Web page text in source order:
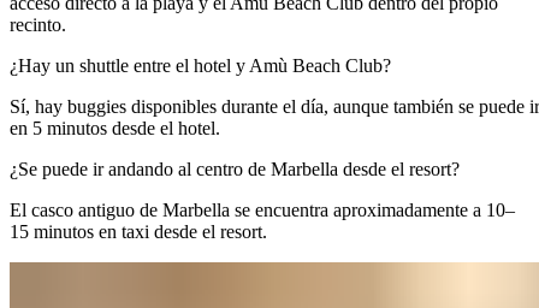
recinto.​​​​‌ ‍ ​‍​‍‌‍ ‌ ​‍‌‍‍‌‌‍‌ ‌‍‍‌‌‍ ‍​‍​‍​ ‍‍​‍​‍‌ ​ ‌‍​‌‌‍ ‍‌‍‍‌‌ ‌​‌ ‍‌​‍ ‍‌‍‍‌‌‍ ​‍​‍​‍ ​​‍​‍‌‍‍​‌ ​‍‌‍‌‌‌‍‌‍​‍​‍​ ‍‍​‍​‍‌‍‍​‌ ‌​‌ ‌​‌ ​​‌ ​ ​ ‍‍​‍ ​‍ ‌‍ ​​‍ ‌‌‍​‌‌‍ ‍‌‍‌​​‍ ‌‌ ​‍​‍ ‌‌‍‍​‌‍ ‌ ‌​‌‍‌‌‌‍ ​‌ ​ ​‍ ‌‌ ​ ‌ ‌​‌ ‌‌‌‍‌​‌‍‍‌‌‍ ​‍ ‍‌ ‌‍‌‍‌‌‌ ​‍‌‍​ ‌‍‌‌‌‍ ​​‍ ‍‌‍​‌‌ ​​‌ ​​​‍ ‌‍‍‌‌‍ ‍‌ ‌​‌‍‌‌‌‍ ‍‌ ‌​​‍ ‌‍‌‌‌‍‌​‌‍‍‌‌ ‌​​‍ ‌‍ ‌‌‍ ‌‍‌​‌‍‌‌​ ‌‌ ​​‌ ​‍‌‍‌‌‌ ​ ‌‍‌‌‌‍ ‍‌ ‌​‌‍​‌‌ ‌​‌‍‍‌‌‍ ‌‍ ‍​ ‍ ‌‍‍‌‌‍‌​​ ‌​ ‍​​ ​ ‌‍​‌​ ​‍​ ‌​‌‍​ ‌‍‌‍‌‍‌‌​‍ ‌​ ‌ ‌‍‌​​ ​‍​ ‌​​‍ ‌​ ‌​​ ​​‌‍​‌​ ​​​‍ ‌‌‍​‍‌‍‌​‌‍​ ‌‍‌‍​‍ ‌‌‍‌‌​ ​​‌‍​‍‌‍‌​‌‍‌‌‌‍‌‍​ ​‌‌‍​ ​ ​‍​ ‌‌​ ​‌​ ‍‌​ ‍ ‌ ‌​‌ ‍‌‌ ​​‌‍‌‌​ ‌‌‍‍​‌‍ ‌ ‌​‌‍‌‌‌‍ ​‌​‌‍‌‍​‌‌ ​‌​ ‍ ‌ ​​‌‍​‌‌ ‌​‌‍‍​​ ‌‌‍​‌‌‍ ‍‌ ​ ‌ ‌ ‌‍‌‌‌ ​‍​‍‌‌​ ‌‌‌​​‍‌‌ ‌‍‍ ‌‍‌‌‌ ‍‌​‍‌‌​ ​ ‌​‌​​‍‌‌​ ​ ‌​‌​​‍‌‌​ ​‍​ ​‍​ ‌‌​ ‍‌​ ​​​ ‌​‌‍‌‍‌‍‌‍​ ​​‌‍​‍​ ‍​‌‍​ ‌‍‌‍​ ​‍​‍‌‌​ ​‍​ ​‍​‍‌‌​ ‌‌‌​‌​​‍ ‍‌‍​ ‌‍‍​‌‍‍‌‌‍ ​‌‍‌​‌ ​‍‌‍‌‌‌‍ ‍​‍‌‌​ ‌‌‌​​‍‌‌ ‌‍‍ ‌‍‌‌‌ ‍‌​‍‌‌​ ​ ‌​‌​​‍‌‌​ ​ ‌​‌​​‍‌‌​ ​‍​ ​‍‌‍‌‌​ ​‍​ ​​​ ‌ ‌‍‌‌​ ​ ‌‍​ ‌‍​‌‌‍​ ​ ‌​​ ​​​ ‌ ​‍‌‌​ ​‍​ ​‍​‍‌‌​ ‌‌‌​‌​​‍ ‍‌ ‌​‌‍‌‌‌ ‍​‌ ‌​​ ‌‍​‍‌‍​‌‌ ​ ‌‍‌‌‌‌‌‌‌ ​‍‌‍ ​​ ‌‌‍‍​‌ ‌​‌ ‌​‌ ​​‌ ​ ​‍‌‌​ ​ ‌​​‌​‍‌‌​ ​‍‌​‌‍​‍‌‌​ ​‍‌​‌‍‌‍ ​​‍ ‌‌‍​‌‌‍ ‍‌‍‌​​‍ ‌‌ ​‍​‍ ‌‌‍‍​‌‍ ‌ ‌​‌‍‌‌‌‍ ​‌ ​ ​‍ ‌‌ ​ ‌ ‌​‌ ‌‌‌‍‌​‌‍‍‌‌‍ ​‍ ‍‌ ‌‍‌‍‌‌‌ ​‍‌‍​ ‌‍‌‌‌‍ ​​‍ ‍‌‍​‌‌ ​​‌ ​​​‍‌‍‌‍‍‌‌‍‌​​ ‌​ ‍​​ ​ ‌‍​‌​ ​‍​ ‌​‌‍​ ‌‍‌‍‌‍‌‌​‍ ‌​ ‌ ‌‍‌​​ ​‍​ ‌​​‍ ‌​ ‌​​ ​​‌‍​‌​ ​​​‍ ‌‌‍​‍‌‍‌​‌‍​ ‌‍‌‍​‍ ‌‌‍‌‌​ ​​‌‍​‍‌‍‌​‌‍‌‌‌‍‌‍​ ​‌‌‍​ ​ ​‍​ ‌‌​ ​‌​ ‍‌​‍‌‍‌ ‌​‌ ‍‌‌ ​​‌‍‌‌​ ‌‌‍‍​‌‍ ‌ ‌​‌‍‌‌‌‍ ​‌​‌‍‌‍​‌‌ ​‌​‍‌‍‌ ​​‌‍​‌‌ ‌​‌‍‍​​ ‌‌‍​‌‌‍ ‍‌ ​ ‌ ‌ ‌‍‌‌‌ ​‍​‍‌‌​ ‌‌‌​​‍‌‌ ‌‍‍ ‌‍‌‌‌ ‍‌​‍‌‌​ ​ ‌​‌​​‍‌‌​ ​ ‌​‌​​‍‌‌​ ​‍​ ​‍​ ‌‌​ ‍‌​ ​​​ ‌​‌‍‌‍‌‍‌‍​ ​​‌‍​‍​ ‍​‌‍​ ‌‍‌‍​ ​‍​‍‌‌​ ​‍​ ​‍​‍‌‌​ ‌‌‌​‌​​‍ ‍‌‍​ ‌‍‍​‌‍‍‌‌‍ ​‌‍‌​‌ ​‍‌‍‌‌‌‍ ‍​‍‌‌​ ‌‌‌​​‍‌‌ ‌‍‍ ‌‍‌‌‌ ‍‌​‍‌‌​ ​ ‌​‌​​‍‌‌​ ​ ‌​‌​​‍‌‌​ ​‍​ ​‍‌‍‌‌​ ​‍​ ​​​ ‌ ‌‍‌‌​ ​ ‌‍​ ‌‍​‌‌‍​ ​ ‌​​ ​​​ ‌ ​‍‌‌​ ​‍​ ​‍​‍‌‌​ ‌‌‌​‌​​‍ ‍‌ ‌​‌‍‌‌‌ ‍​‌ ‌​​‍‌‍‌ ​​‌‍‌‌‌ ​‍‌ ​ ‌ ​​‌‍‌‌‌‍​ ‌ ‌​‌‍‍‌‌ ‌‍‌‍‌‌​ ‌‌ ​​‌ ‌‌‌‍​‍‌‍ ​‌‍‍‌‌ ​ ‌‍‍​‌‍‌‌‌‍‌​​‍​‍‌ ‌
¿Hay un shuttle entre el hotel y Amù Beach Club?​​​​‌ ‍ ​‍​‍‌‍ ‌ ​‍‌‍‍‌‌‍‌ ‌‍‍‌‌‍ ‍​‍​‍​ ‍‍​‍​‍‌ ​ ‌‍​‌‌‍ ‍‌‍‍‌‌ ‌​‌ ‍‌​‍ ‍‌‍‍‌‌‍ ​‍​‍​‍ ​​‍​‍‌‍‍​‌ ​‍‌‍‌‌‌‍‌‍​‍​‍​ ‍‍​‍​‍‌‍‍​‌ ‌​‌ ‌​‌ ​​‌ ​ ​ ‍‍​‍ ​‍ ‌‍ ​​‍ ‌‌‍​‌‌‍ ‍‌‍‌​​‍ ‌‌ ​‍​‍ ‌‌‍‍​‌‍ ‌ ‌​‌‍‌‌‌‍ ​‌ ​ ​‍ ‌‌ ​ ‌ ‌​‌ ‌‌‌‍‌​‌‍‍‌‌‍ ​‍ ‍‌ ‌‍‌‍‌‌‌ ​‍‌‍​ ‌‍‌‌‌‍ ​​‍ ‍‌‍​‌‌ ​​‌ ​​​‍ ‌‍‍‌‌‍ ‍‌ ‌​‌‍‌‌‌‍ ‍‌ ‌​​‍ ‌‍‌‌‌‍‌​‌‍‍‌‌ ‌​​‍ ‌‍ ‌‌‍ ‌‍‌​‌‍‌‌​ ‌‌ ​​‌ ​‍‌‍‌‌‌ ​ ‌‍‌‌‌‍ ‍‌ ‌​‌‍​‌‌ ‌​‌‍‍‌‌‍ ‌‍ ‍​ ‍ ‌‍‍‌‌‍‌​​ ‌‌‍‌‌​ ​ ​ ​‌‌‍‌​‌‍‌‍​ ​ ‌‍​‍​ ‌‌​‍ ‌‌‍‌‌‌‍​‌​ ​​​ ​‍​‍ ‌​ ‌​‌‍​‌​ ‌‍‌‍​‌​‍ ‌‌‍​‌​ ‍‌‌‍​‍​ ‌ ​‍ ‌‌‍‌​​ ​‍​ ‌ ‌‍​‌‌‍​ ​ ​ ​ ‌​​ ​‍​ ‍​​ ​​​ ​ ‌‍‌‌​ ‍ ‌ ‌​‌ ‍‌‌ ​​‌‍‌‌​ ‌‌‍‍​‌‍ ‌ ‌​‌‍‌‌‌‍ ​‌​‌‍‌‍​‌‌ ​‌​ ‍ ‌ ​​‌‍​‌‌ ‌​‌‍‍​​ ‌‌ ​‌‌ ‌‌‌‍‌‌‌ ​ ‌ ‌​‌‍‍‌‌‍ ‌‍ ‍​ ‌‍​‍‌‍​‌‌ ​ ‌‍‌‌‌‌‌‌‌ ​‍‌‍ ​​ ‌‌‍‍​‌ ‌​‌ ‌​‌ ​​‌ ​ ​‍‌‌​ ​ ‌​​‌​‍‌‌​ ​‍‌​‌‍​‍‌‌​ ​‍‌​‌‍‌‍ ​​‍ ‌‌‍​‌‌‍ ‍‌‍‌​​‍ ‌‌ ​‍​‍ ‌‌‍‍​‌‍ ‌ ‌​‌‍‌‌‌‍ ​‌ ​ ​‍ ‌‌ ​ ‌ ‌​‌ ‌‌‌‍‌​‌‍‍‌‌‍ ​‍ ‍‌ ‌‍‌‍‌‌‌ ​‍‌‍​ ‌‍‌‌‌‍ ​​‍ ‍‌‍​‌‌ ​​‌ ​​​‍‌‍‌‍‍‌‌‍‌​​ ‌‌‍‌‌​ ​ ​ ​‌‌‍‌​‌‍‌‍​ ​ ‌‍​‍​ ‌‌​‍ ‌‌‍‌‌‌‍​‌​ ​​​ ​‍​‍ ‌​ ‌​‌‍​‌​ ‌‍‌‍​‌​‍ ‌‌‍​‌​ ‍‌‌‍​‍​ ‌ ​‍ ‌‌‍‌​​ ​‍​ ‌ ‌‍​‌‌‍​ ​ ​ ​ ‌​​ ​‍​ ‍​​ ​​​ ​ ‌‍‌‌​‍‌‍‌ ‌​‌ ‍‌‌ ​​‌‍‌‌​ ‌‌‍‍​‌‍ ‌ ‌​‌‍‌‌‌‍ ​‌​‌‍‌‍​‌‌ ​‌​‍‌‍‌ ​​‌‍​‌‌ ‌​‌‍‍​​ ‌‌ ​‌‌ ‌‌‌‍‌‌‌ ​ ‌ ‌​‌‍‍‌‌‍ ‌‍ ‍​‍‌‍‌ ​​‌‍‌‌‌ ​‍‌ ​ ‌ ​​‌‍‌‌‌‍​ ‌ ‌​‌‍‍‌‌ ‌‍‌‍‌‌​ ‌‌ ​​‌ ‌‌‌‍​‍‌‍ ​‌‍‍‌‌ ​ ‌‍‍​‌‍‌‌‌‍‌​​‍​‍‌ ‌
Sí, hay buggies disponibles durante el día, aunque también se puede
en 5 minutos desde el hotel.​​​​‌ ‍ ​‍​‍‌‍ ‌ ​‍‌‍‍‌‌‍‌ ‌‍‍‌‌‍ ‍​‍​‍​ ‍‍​‍​‍‌ ​ ‌‍​‌‌‍ ‍‌‍‍‌‌ ‌​‌ ‍‌​‍ ‍‌‍‍‌‌‍ ​‍​‍​‍ ​​‍​‍‌‍‍​‌ ​‍‌‍‌‌‌‍‌‍​‍​‍​ ‍‍​‍​‍‌‍‍​‌ ‌​‌ ‌​‌ ​​‌ ​ ​ ‍‍​‍ ​‍ ‌‍ ​​‍ ‌‌‍​‌‌‍ ‍‌‍‌​​‍ ‌‌ ​‍​‍ ‌‌‍‍​‌‍ ‌ ‌​‌‍‌‌‌‍ ​‌ ​ ​‍ ‌‌ ​ ‌ ‌​‌ ‌‌‌‍‌​‌‍‍‌‌‍ ​‍ ‍‌ ‌‍‌‍‌‌‌ ​‍‌‍​ ‌‍‌‌‌‍ ​​‍ ‍‌‍​‌‌ ​​‌ ​​​‍ ‌‍‍‌‌‍ ‍‌ ‌​‌‍‌‌‌‍ ‍‌ ‌​​‍ ‌‍‌‌‌‍‌​‌‍‍‌‌ ‌​​‍ ‌‍ ‌‌‍ ‌‍‌​‌‍‌‌​ ‌‌ ​​‌ ​‍‌‍‌‌‌ ​ ‌‍‌‌‌‍ ‍‌ ‌​‌‍​‌‌ ‌​‌‍‍‌‌‍ ‌‍ ‍​ ‍ ‌‍‍‌‌‍‌​​ ‌‌‍‌‌​ ​ ​ ​‌‌‍‌​‌‍‌‍​ ​ ‌‍​‍​ ‌‌​‍ ‌‌‍‌‌‌‍​‌​ ​​​ ​‍​‍ ‌​ ‌​‌‍​‌​ ‌‍‌‍​‌​‍ ‌‌‍​‌​ ‍‌‌‍​‍​ ‌ ​‍ ‌‌‍‌​​ ​‍​ ‌ ‌‍​‌‌‍​ ​ ​ ​ ‌​​ ​‍​ ‍​​ ​​​ ​ ‌‍‌‌​ ‍ ‌ ‌​‌ ‍‌‌ ​​‌‍‌‌​ ‌‌‍‍​‌‍ ‌ ‌​‌‍‌‌‌‍ ​‌​‌‍‌‍​‌‌ ​‌​ ‍ ‌ ​​‌‍​‌‌ ‌​‌‍‍​​ ‌‌‍​‌‌‍ ‍‌ ​ ‌ ‌ ‌‍‌‌‌ ​‍​‍‌‌​ ‌‌‌​​‍‌‌ ‌‍‍ ‌‍‌‌‌ ‍‌​‍‌‌​ ​ ‌​‌​​‍‌‌​ ​ ‌​‌​​‍‌‌​ ​‍​ ​‍​ ‌ ​ ​‌‌‍​ ​ ‌‌​ ‌‍‌‍‌‍‌‍‌​​ ‌​​ ​ ​ ​ ​ ​​​ ‌ ​‍‌‌​ ​‍​ ​‍​‍‌‌​ ‌‌‌​‌​​‍ ‍‌‍​ ‌‍‍​‌‍‍‌‌‍ ​‌‍‌​‌ ​‍‌‍‌‌‌‍ ‍​‍‌‌​ ‌‌‌​​‍‌‌ ‌‍‍ ‌‍‌‌‌ ‍‌​‍‌‌​ ​ ‌​‌​​‍‌‌​ ​ ‌​‌​​‍‌‌​ ​‍​ ​‍​ ‍​​ ​ ​ ‍​​ ‍​​ ​ ​ ‌ ‌‍​ ​ ‌​​ ​‍‌‍‌​​ ‌ ‌‍​ ​‍‌‌​ ​‍​ ​‍​‍‌‌​ ‌‌‌​‌​​‍ ‍‌ ‌​‌‍‌‌‌ ‍​‌ ‌​​ ‌‍​‍‌‍​‌‌ ​ ‌‍‌‌‌‌‌‌‌ ​‍‌‍ ​​ ‌‌‍‍​‌ ‌​‌ ‌​‌ ​​‌ ​ ​‍‌‌​ ​ ‌​​‌​‍‌‌​ ​‍‌​‌‍​‍‌‌​ ​‍‌​‌‍‌‍ ​​‍ ‌‌‍​‌‌‍ ‍‌‍‌​​‍ ‌‌ ​‍​‍ ‌‌‍‍​‌‍ ‌ ‌​‌‍‌‌‌‍ ​‌ ​ ​‍ ‌‌ ​ ‌ ‌​‌ ‌‌‌‍‌​‌‍‍‌‌‍ ​‍ ‍‌ ‌‍‌‍‌‌‌ ​‍‌‍​ ‌‍‌‌‌‍ ​​‍ ‍‌‍​‌‌ ​​‌ ​​​‍‌‍‌‍‍‌‌‍‌​​ ‌‌‍‌‌​ ​ ​ ​‌‌‍‌​‌‍‌‍​ ​ ‌‍​‍​ ‌‌​‍ ‌‌‍‌‌‌‍​‌​ ​​​ ​‍​‍ ‌​ ‌​‌‍​‌​ ‌‍‌‍​‌​‍ ‌‌‍​‌​ ‍‌‌‍​‍​ ‌ ​‍ ‌‌‍‌​​ ​‍​ ‌ ‌‍​‌‌‍​ ​ ​ ​ ‌​​ ​‍​ ‍​​ ​​​ ​ ‌‍‌‌​‍‌‍‌ ‌​‌ ‍‌‌ ​​‌‍‌‌​ ‌‌‍‍​‌‍ ‌ ‌​‌‍‌‌‌‍ ​‌​‌‍‌‍​‌‌ ​‌​‍‌‍‌ ​​‌‍​‌‌ ‌​‌‍‍​​ ‌‌‍​‌‌‍ ‍‌ ​ ‌ ‌ ‌‍‌‌‌ ​‍​‍‌‌​ ‌‌‌​​‍‌‌ ‌‍‍ ‌‍‌‌‌ ‍‌​‍‌‌​ ​ ‌​‌​​‍‌‌​ ​ ‌​‌​​‍‌‌​ ​‍​ ​‍​ ‌ ​ ​‌‌‍​ ​ ‌‌​ ‌‍‌‍‌‍‌‍‌​​ ‌​​ ​ ​ ​ ​ ​​​ ‌ ​‍‌‌​ ​‍​ ​‍​‍‌‌​ ‌‌‌​‌​​‍ ‍‌‍​ ‌‍‍​‌‍‍‌‌‍ ​‌‍‌​‌ ​‍‌‍‌‌‌‍ ‍​‍‌‌​ ‌‌‌​​‍‌‌ ‌‍‍ ‌‍‌‌‌ ‍‌​‍‌‌​ ​ ‌​‌​​‍‌‌​ ​ ‌​‌​​‍‌‌​ ​‍​ ​‍​ ‍​​ ​ ​ ‍​​ ‍​​ ​ ​ ‌ ‌‍​ ​ ‌​​ ​‍‌‍‌​​ ‌ ‌‍​ ​‍‌‌​ ​‍​ ​‍​‍‌‌​ ‌‌‌​‌​​‍ ‍‌ ‌​‌‍‌‌‌ ‍​‌ ‌​​‍‌‍‌ ​​‌‍‌‌‌ ​‍‌ ​ ‌ ​​‌‍‌‌‌‍​ ‌ ‌​‌‍‍‌‌ ‌‍‌‍‌‌​ ‌‌ ​​‌ ‌‌‌‍​‍‌‍ ​‌‍‍‌‌ ​ ‌‍‍​‌‍‌‌‌‍‌​​‍​‍‌ ‌
¿Se puede ir andando al centro de Marbella desde el resort?​​​​‌ ‍ ​‍​‍‌‍ ‌ ​‍‌‍‍‌‌‍‌ ‌‍‍‌‌‍ ‍​‍​‍​ ‍‍​‍​‍‌ ​ ‌‍​‌‌‍ ‍‌‍‍‌‌ ‌​‌ ‍‌​‍ ‍‌‍‍‌‌‍ ​‍​‍​‍ ​​‍​‍‌‍‍​‌ ​‍‌‍‌‌‌‍‌‍​‍​‍​ ‍‍​‍​‍‌‍‍​‌ ‌​‌ ‌​‌ ​​‌ ​ ​ ‍‍​‍ ​‍ ‌‍ ​​‍ ‌‌‍​‌‌‍ ‍‌‍‌​​‍ ‌‌ ​‍​‍ ‌‌‍‍​‌‍ ‌ ‌​‌‍‌‌‌‍ ​‌ ​ ​‍ ‌‌ ​ ‌ ‌​‌ ‌‌‌‍‌​‌‍‍‌‌‍ ​‍ ‍‌ ‌‍‌‍‌‌‌ ​‍‌‍​ ‌‍‌‌‌‍ ​​‍ ‍‌‍​‌‌ ​​‌ ​​​‍ ‌‍‍‌‌‍ ‍‌ ‌​‌‍‌‌‌‍ ‍‌ ‌​​‍ ‌‍‌‌‌‍‌​‌‍‍‌‌ ‌​​‍ ‌‍ ‌‌‍ ‌‍‌​‌‍‌‌​ ‌‌ ​​‌ ​‍‌‍‌‌‌ ​ ‌‍‌‌‌‍ ‍‌ ‌​‌‍​‌‌ ‌​‌‍‍‌‌‍ ‌‍ ‍​ ‍ ‌‍‍‌‌‍‌​​ ‌​ ‌​‌‍‌‍‌‍​‌​ ​​‌‍​‍‌‍‌‌​ ‌ ​ ‌​​‍ ‌​ ​‍​ ‌‌‌‍​‌​ ‍​​‍ ‌​ ‌​​ ​​‌‍​ ‌‍‌​​‍ ‌‌‍​‌‌‍​ ​ ‍​​ ‌​​‍ ‌​ ‌ ​ ‌‍​ ‍‌​ ‌‍​ ‍​​ ‍‌‌‍‌​​ ‍‌‌‍​‍​ ​​​ ‍​‌‍‌‍​ ‍ ‌ ‌​‌ ‍‌‌ ​​‌‍‌‌​ ‌‌‍‍​‌‍ ‌ ‌​‌‍‌‌‌‍ ​‌​‌‍‌‍​‌‌ ​‌​ ‍ ‌ ​​‌‍​‌‌ ‌​‌‍‍​​ ‌‌ ​‌‌ ‌‌‌‍‌‌‌ ​ ‌ ‌​‌‍‍‌‌‍ ‌‍ ‍​ ‌‍​‍‌‍​‌‌ ​ ‌‍‌‌‌‌‌‌‌ ​‍‌‍ ​​ ‌‌‍‍​‌ ‌​‌ ‌​‌ ​​‌ ​ ​‍‌‌​ ​ ‌​​‌​‍‌‌​ ​‍‌​‌‍​‍‌‌​ ​‍‌​‌‍‌‍ ​​‍ ‌‌‍​‌‌‍ ‍‌‍‌​​‍ ‌‌ ​‍​‍ ‌‌‍‍​‌‍ ‌ ‌​‌‍‌‌‌‍ ​‌ ​ ​‍ ‌‌ ​ ‌ ‌​‌ ‌‌‌‍‌​‌‍‍‌‌‍ ​‍ ‍‌ ‌‍‌‍‌‌‌ ​‍‌‍​ ‌‍‌‌‌‍ ​​‍ ‍‌‍​‌‌ ​​‌ ​​​‍‌‍‌‍‍‌‌‍‌​​ ‌​ ‌​‌‍‌‍‌‍​‌​ ​​‌‍​‍‌‍‌‌​ ‌ ​ ‌​​‍ ‌​ ​‍​ ‌‌‌‍​‌​ ‍​​‍ ‌​ ‌​​ ​​‌‍​ ‌‍‌​​‍ ‌‌‍​‌‌‍​ ​ ‍​​ ‌​​‍ ‌​ ‌ ​ ‌‍​ ‍‌​ ‌‍​ ‍​​ ‍‌‌‍‌​​ ‍‌‌‍​‍​ ​​​ ‍​‌‍‌‍​‍‌‍‌ ‌​‌ ‍‌‌ ​​‌‍‌‌​ ‌‌‍‍​‌‍ ‌ ‌​‌‍‌‌‌‍ ​‌​‌‍‌‍​‌‌ ​‌​‍‌‍‌ ​​‌‍​‌‌ ‌​‌‍‍​​ ‌‌ ​‌‌ ‌‌‌‍‌‌‌ ​ ‌ ‌​‌‍‍‌‌‍ ‌‍ ‍​‍‌‍‌ ​​‌‍‌‌‌ ​‍‌ ​ ‌ ​​‌‍‌‌‌‍​ ‌ ‌​‌‍‍‌‌ ‌‍‌‍‌‌​ ‌‌ ​​‌ ‌‌‌‍​‍‌‍ ​‌‍‍‌‌ ​ ‌‍‍​‌‍‌‌‌‍‌​​‍​‍‌ ‌
El casco antiguo de Marbella se encuentra aproximadamente a 10–
15 minutos en taxi desde el resort.​​​​‌ ‍ ​‍​‍‌‍ ‌ ​‍‌‍‍‌‌‍‌ ‌‍‍‌‌‍ ‍​‍​‍​ ‍‍​‍​‍‌ ​ ‌‍​‌‌‍ ‍‌‍‍‌‌ ‌​‌ ‍‌​‍ ‍‌‍‍‌‌‍ ​‍​‍​‍ ​​‍​‍‌‍‍​‌ ​‍‌‍‌‌‌‍‌‍​‍​‍​ ‍‍​‍​‍‌‍‍​‌ ‌​‌ ‌​‌ ​​‌ ​ ​ ‍‍​‍ ​‍ ‌‍ ​​‍ ‌‌‍​‌‌‍ ‍‌‍‌​​‍ ‌‌ ​‍​‍ ‌‌‍‍​‌‍ ‌ ‌​‌‍‌‌‌‍ ​‌ ​ ​‍ ‌‌ ​ ‌ ‌​‌ ‌‌‌‍‌​‌‍‍‌‌‍ ​‍ ‍‌ ‌‍‌‍‌‌‌ ​‍‌‍​ ‌‍‌‌‌‍ ​​‍ ‍‌‍​‌‌ ​​‌ ​​​‍ ‌‍‍‌‌‍ ‍‌ ‌​‌‍‌‌‌‍ ‍‌ ‌​​‍ ‌‍‌‌‌‍‌​‌‍‍‌‌ ‌​​‍ ‌‍ ‌‌‍ ‌‍‌​‌‍‌‌​ ‌‌ ​​‌ ​‍‌‍‌‌‌ ​ ‌‍‌‌‌‍ ‍‌ ‌​‌‍​‌‌ ‌​‌‍‍‌‌‍ ‌‍ ‍​ ‍ ‌‍‍‌‌‍‌​​ ‌​ ‌​‌‍‌‍‌‍​‌​ ​​‌‍​‍‌‍‌‌​ ‌ ​ ‌​​‍ ‌​ ​‍​ ‌‌‌‍​‌​ ‍​​‍ ‌​ ‌​​ ​​‌‍​ ‌‍‌​​‍ ‌‌‍​‌‌‍​ ​ ‍​​ ‌​​‍ ‌​ ‌ ​ ‌‍​ ‍‌​ ‌‍​ ‍​​ ‍‌‌‍‌​​ ‍‌‌‍​‍​ ​​​ ‍​‌‍‌‍​ ‍ ‌ ‌​‌ ‍‌‌ ​​‌‍‌‌​ ‌‌‍‍​‌‍ ‌ ‌​‌‍‌‌‌‍ ​‌​‌‍‌‍​‌‌ ​‌​ ‍ ‌ ​​‌‍​‌‌ ‌​‌‍‍​​ ‌‌‍​‌‌‍ ‍‌ ​ ‌ ‌ ‌‍‌‌‌ ​‍​‍‌‌​ ‌‌‌​​‍‌‌ ‌‍‍ ‌‍‌‌‌ ‍‌​‍‌‌​ ​ ‌​‌​​‍‌‌​ ​ ‌​‌​​‍‌‌​ ​‍​ ​‍‌‍​‌‌‍​‌​ ‌‍​ ​ ​ ‍​​ ‌​​ ‌‌‌‍​‌​ ‍​‌‍‌‌​ ‌​​ ​ ​‍‌‌​ ​‍​ ​‍​‍‌‌​ ‌‌‌​‌​​‍ ‍‌‍​ ‌‍‍​‌‍‍‌‌‍ ​‌‍‌​‌ ​‍‌‍‌‌‌‍ ‍​‍‌‌​ ‌‌‌​​‍‌‌ ‌‍‍ ‌‍‌‌‌ ‍‌​‍‌‌​ ​ ‌​‌​​‍‌‌​ ​ ‌​‌​​‍‌‌​ ​‍​ ​‍​ ‌ ​ ​ ‌‍‌‌​ ‍​​ ‌ ​ ‍‌​ ‌​​ ​‍​ ‌​​ ​‌​ ‍‌​ ‌​​‍‌‌​ ​‍​ ​‍​‍‌‌​ ‌‌‌​‌​​‍ ‍‌ ‌​‌‍‌‌‌ ‍​‌ ‌​​ ‌‍​‍‌‍​‌‌ ​ ‌‍‌‌‌‌‌‌‌ ​‍‌‍ ​​ ‌‌‍‍​‌ ‌​‌ ‌​‌ ​​‌ ​ ​‍‌‌​ ​ ‌​​‌​‍‌‌​ ​‍‌​‌‍​‍‌‌​ ​‍‌​‌‍‌‍ ​​‍ ‌‌‍​‌‌‍ ‍‌‍‌​​‍ ‌‌ ​‍​‍ ‌‌‍‍​‌‍ ‌ ‌​‌‍‌‌‌‍ ​‌ ​ ​‍ ‌‌ ​ ‌ ‌​‌ ‌‌‌‍‌​‌‍‍‌‌‍ ​‍ ‍‌ ‌‍‌‍‌‌‌ ​‍‌‍​ ‌‍‌‌‌‍ ​​‍ ‍‌‍​‌‌ ​​‌ ​​​‍‌‍‌‍‍‌‌‍‌​​ ‌​ ‌​‌‍‌‍‌‍​‌​ ​​‌‍​‍‌‍‌‌​ ‌ ​ ‌​​‍ ‌​ ​‍​ ‌‌‌‍​‌​ ‍​​‍ ‌​ ‌​​ ​​‌‍​ ‌‍‌​​‍ ‌‌‍​‌‌‍​ ​ ‍​​ ‌​​‍ ‌​ ‌ ​ ‌‍​ ‍‌​ ‌‍​ ‍​​ ‍‌‌‍‌​​ ‍‌‌‍​‍​ ​​​ ‍​‌‍‌‍​‍‌‍‌ ‌​‌ ‍‌‌ ​​‌‍‌‌​ ‌‌‍‍​‌‍ ‌ ‌​‌‍‌‌‌‍ ​‌​‌‍‌‍​‌‌ ​‌​‍‌‍‌ ​​‌‍​‌‌ ‌​‌‍‍​​ ‌‌‍​‌‌‍ ‍‌ ​ ‌ ‌ ‌‍‌‌‌ ​‍​‍‌‌​ ‌‌‌​​‍‌‌ ‌‍‍ ‌‍‌‌‌ ‍‌​‍‌‌​ ​ ‌​‌​​‍‌‌​ ​ ‌​‌​​‍‌‌​ ​‍​ ​‍‌‍​‌‌‍​‌​ ‌‍​ ​ ​ ‍​​ ‌​​ ‌‌‌‍​‌​ ‍​‌‍‌‌​ ‌​​ ​ ​‍‌‌​ ​‍​ ​‍​‍‌‌​ ‌‌‌​‌​​‍ ‍‌‍​ ‌‍‍​‌‍‍‌‌‍ ​‌‍‌​‌ ​‍‌‍‌‌‌‍ ‍​‍‌‌​ ‌‌‌​​‍‌‌ ‌‍‍ ‌‍‌‌‌ ‍‌​‍‌‌​ ​ ‌​‌​​‍‌‌​ ​ ‌​‌​​‍‌‌​ ​‍​ ​‍​ ‌ ​ ​ ‌‍‌‌​ ‍​​ ‌ ​ ‍‌​ ‌​​ ​‍​ ‌​​ ​‌​ ‍‌​ ‌​​‍‌‌​ ​‍​ ​‍​‍‌‌​ ‌‌‌​‌​​‍ ‍‌ ‌​‌‍‌‌‌ ‍​‌ ‌​​‍‌‍‌ ​​‌‍‌‌‌ ​‍‌ ​ ‌ ​​‌‍‌‌‌‍​ ‌ ‌​‌‍‍‌‌ ‌‍‌‍‌‌​ ‌‌ ​​‌ ‌‌‌‍​‍‌‍ ​‌‍‍‌‌ ​ ‌‍‍​‌‍‌‌‌‍‌​​‍​‍‌ ‌